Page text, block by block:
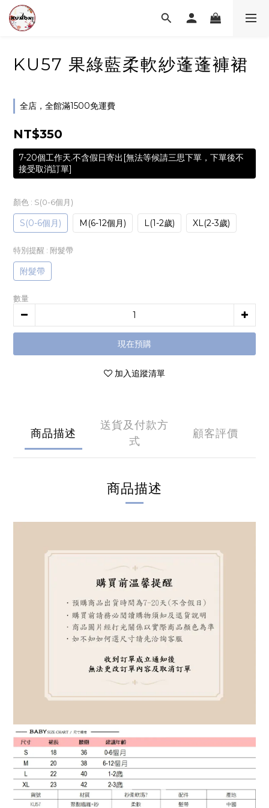
KU57 果綠藍柔軟紗蓬蓬褲裙
全店，全館滿1500免運費
NT$350
7-20個工作天.不含假日寄出[無法等候請三思下單，下單後不
接受取消訂單]
顏色 : S(0-6個月)
S(0-6個月) M(6-12個月) L(1-2歲) XL(2-3歲)
特別提醒 : 附髮帶
附髮帶
數量
現在預購
加入追蹤清單
商品描述
送貨及付款方
式
顧客評價
商品描述